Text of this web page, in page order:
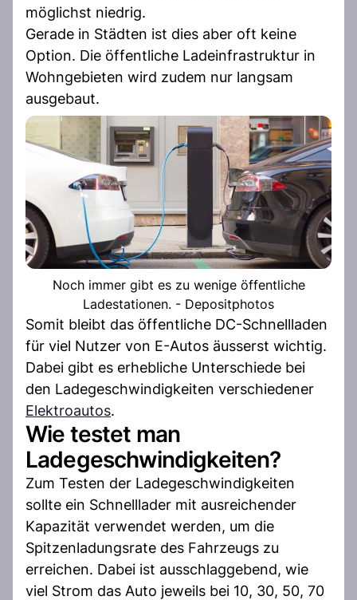
möglichst niedrig.
Gerade in Städten ist dies aber oft keine
Option. Die öffentliche Ladeinfrastruktur in
Wohngebieten wird zudem nur langsam
ausgebaut.
Noch immer gibt es zu wenige öffentliche
Ladestationen. - Depositphotos
Somit bleibt das öffentliche DC-Schnellladen
für viel Nutzer von E-Autos äusserst wichtig.
Dabei gibt es erhebliche Unterschiede bei
den Ladegeschwindigkeiten verschiedener
Elektroautos.
Wie testet man
Ladegeschwindigkeiten?
Zum Testen der Ladegeschwindigkeiten
sollte ein Schnelllader mit ausreichender
Kapazität verwendet werden, um die
Spitzenladungsrate des Fahrzeugs zu
erreichen. Dabei ist ausschlaggebend, wie
viel Strom das Auto jeweils bei 10, 30, 50, 70